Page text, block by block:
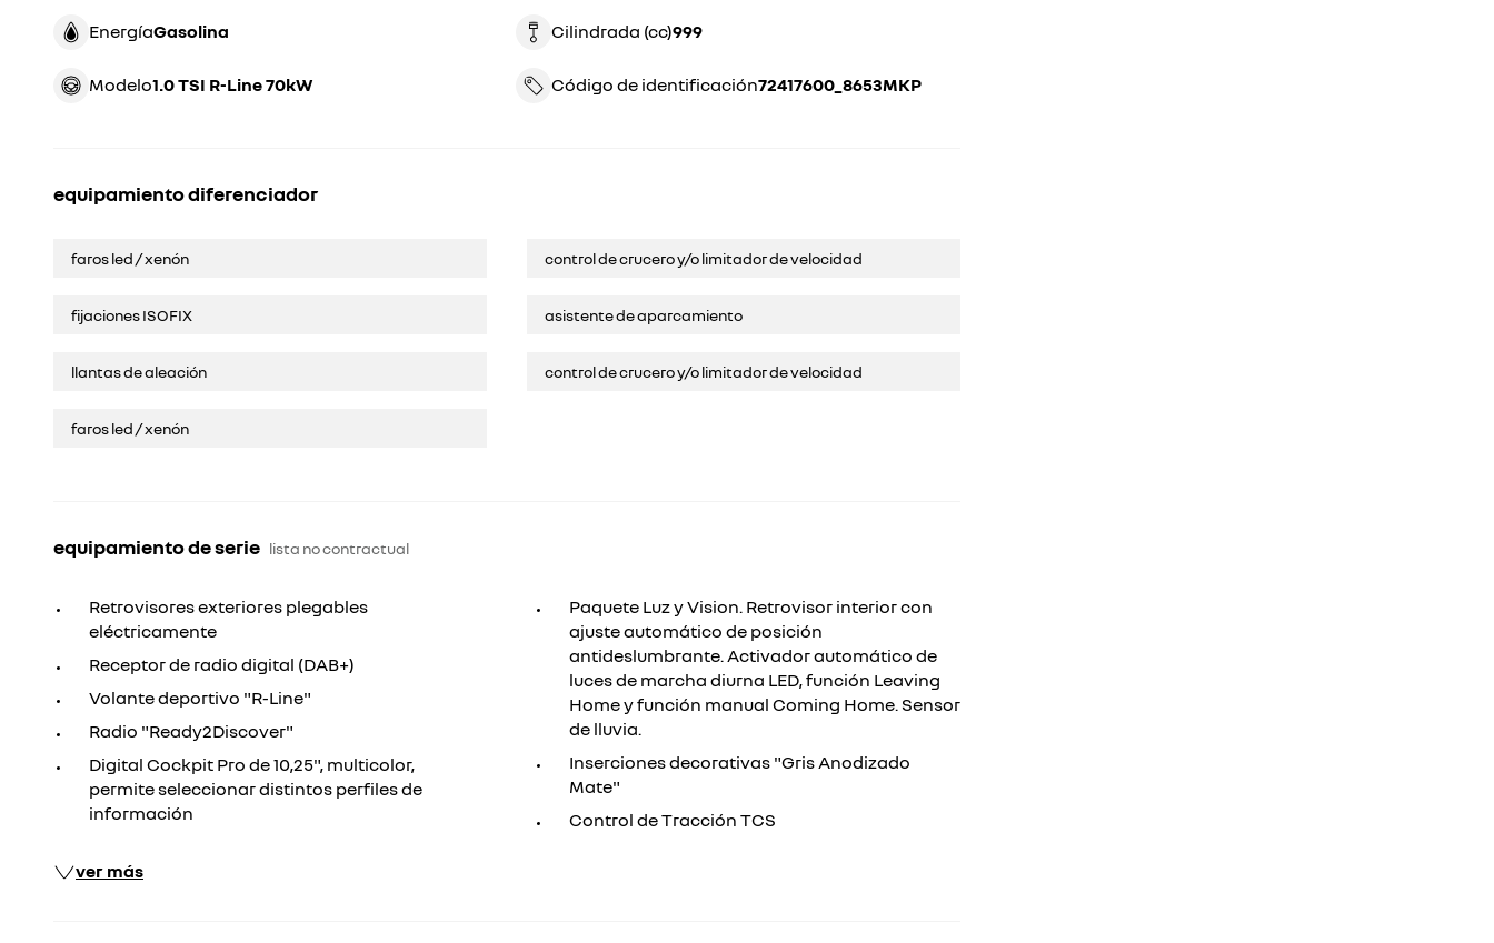
Energía gasolina
Modelo 1.0 TSI R-Line 70kW
Cilindrada (cc) 999
Código de identificación 72417600_8653MKP
equipamiento diferenciador
faros led / xenón
fijaciones ISOFIX
llantas de aleación
faros led / xenón
control de crucero y/o limitador de velocidad
asistente de aparcamiento
control de crucero y/o limitador de velocidad
equipamiento de serie lista no contractual
Retrovisores exteriores plegables
eléctricamente
Receptor de radio digital (DAB+)
Volante deportivo "R-Line"
Radio "Ready2Discover"
Digital Cockpit Pro de 10,25", multicolor,
permite seleccionar distintos perfiles de
información
Paquete Luz y Vision. Retrovisor interior con
ajuste automático de posición
antideslumbrante. Activador automático de
luces de marcha diurna LED, función Leaving
Home y función manual Coming Home. Sensor
de lluvia.
Inserciones decorativas "Gris Anodizado
Mate"
Control de Tracción TCS
ver más